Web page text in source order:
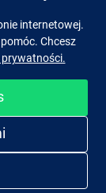
Instagram
internetowej.
Chcesz
prywatności.